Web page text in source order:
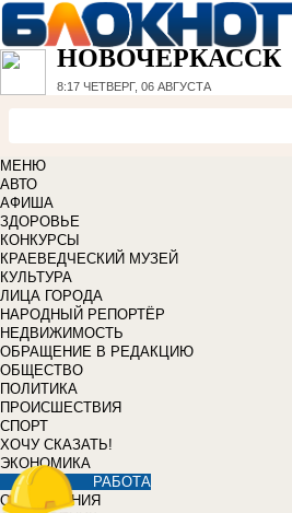
НОВОЧЕРКАССК
8:17 ЧЕТВЕРГ, 06 АВГУСТА
МЕНЮ
АВТО
АФИША
ЗДОРОВЬЕ
КОНКУРСЫ
КРАЕВЕДЧЕСКИЙ МУЗЕЙ
КУЛЬТУРА
ЛИЦА ГОРОДА
НАРОДНЫЙ РЕПОРТЁР
НЕДВИЖИМОСТЬ
ОБРАЩЕНИЕ В РЕДАКЦИЮ
ОБЩЕСТВО
ПОЛИТИКА
ПРОИСШЕСТВИЯ
СПОРТ
ХОЧУ СКАЗАТЬ!
ЭКОНОМИКА
РАБОТА
ОБЪЯВЛЕНИЯ